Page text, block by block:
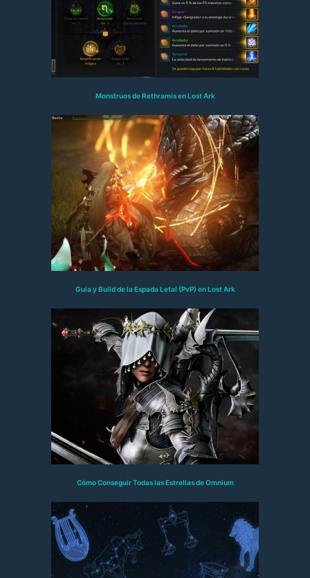
Monstruos de Rethramis en Lost Ark
Guía y Build de la Espada Letal (PvP) en Lost Ark
Cómo Conseguir Todas las Estrellas de Omnium